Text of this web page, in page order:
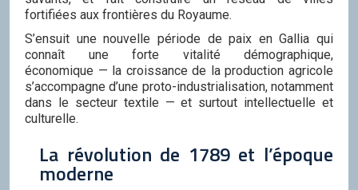
fortifiées aux frontières du Royaume.
S’ensuit une nouvelle période de paix en Gallia qui
connaît une forte vitalité démographique,
économique — la croissance de la production agricole
s’accompagne d’une proto-industrialisation, notamment
dans le secteur textile — et surtout intellectuelle et
culturelle.
La révolution de 1789 et l’époque
moderne